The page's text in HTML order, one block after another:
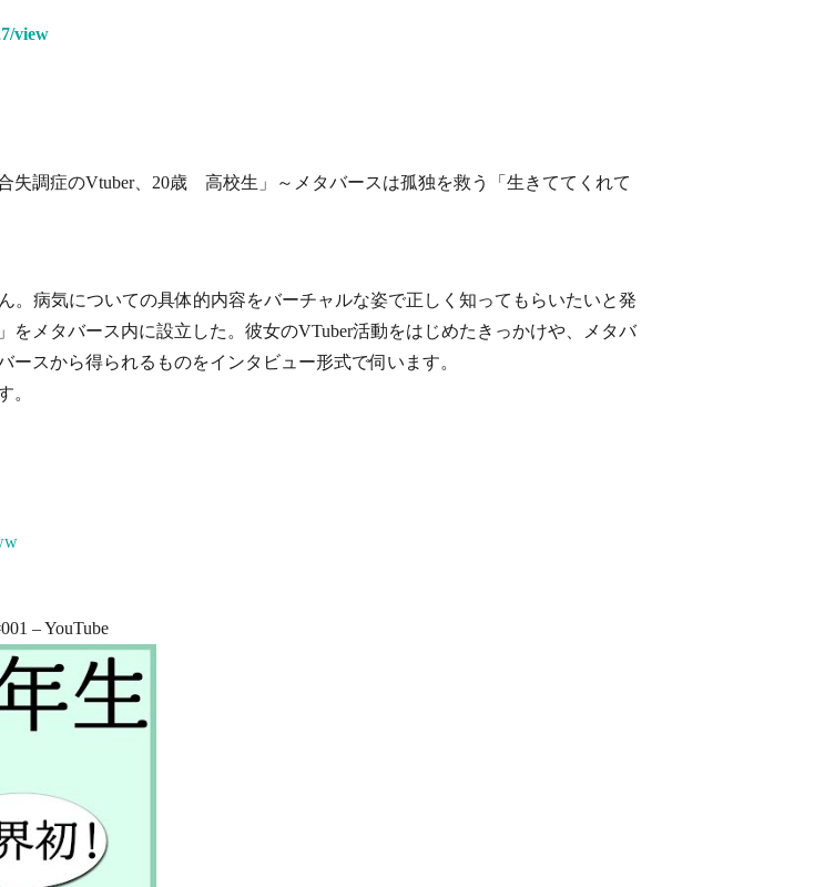
view
失調症のVtuber、20歳 高校生」～メタバースは孤独を救う「生きててくれて
。病気についての具体的内容をバーチャルな姿で正しく知ってもらいたいと発
メタバース内に設立した。彼女のVTuber活動をはじめたきっかけや、メタバ
スから得られるものをインタビュー形式で伺います。
。
– YouTube